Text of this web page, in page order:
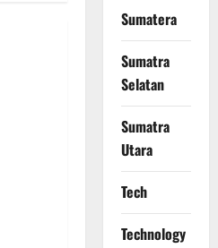
Sumatera
Sumatra
Selatan
Sumatra
Utara
Tech
Technology